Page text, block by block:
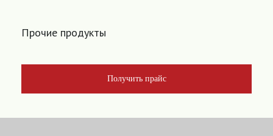
Прочие продукты
Получить прайс